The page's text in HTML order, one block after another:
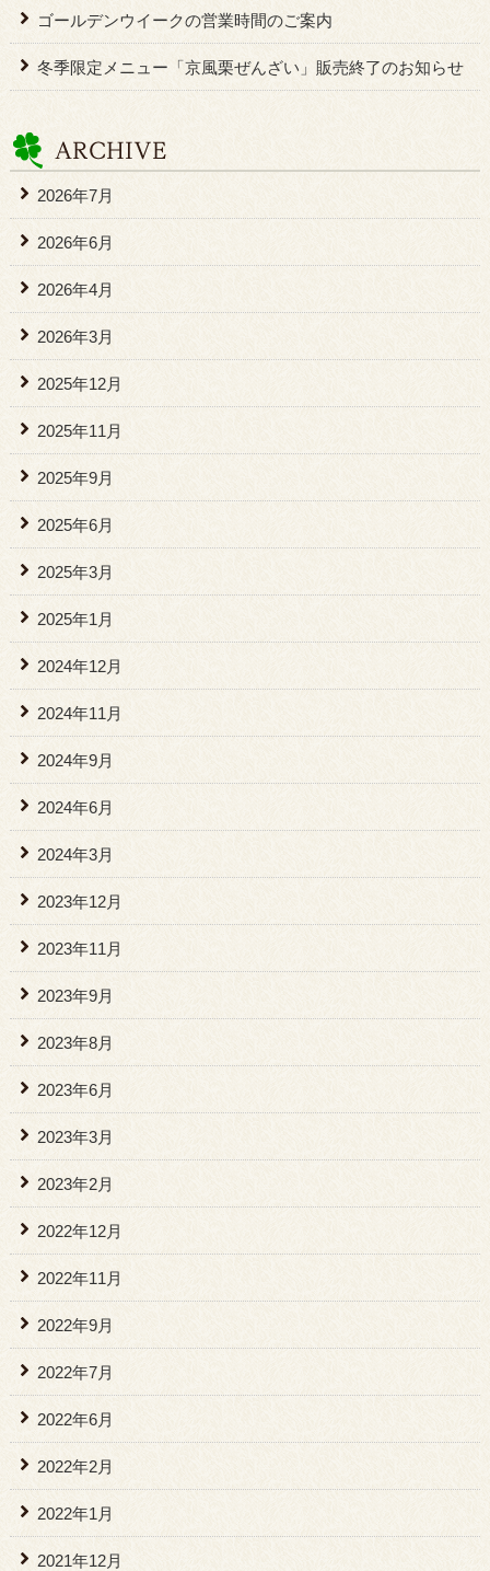
ゴールデンウイークの営業時間のご案内
冬季限定メニュー「京風栗ぜんざい」販売終了のお知らせ
2026年7月
2026年6月
2026年4月
2026年3月
2025年12月
2025年11月
2025年9月
2025年6月
2025年3月
2025年1月
2024年12月
2024年11月
2024年9月
2024年6月
2024年3月
2023年12月
2023年11月
2023年9月
2023年8月
2023年6月
2023年3月
2023年2月
2022年12月
2022年11月
2022年9月
2022年7月
2022年6月
2022年2月
2022年1月
2021年12月